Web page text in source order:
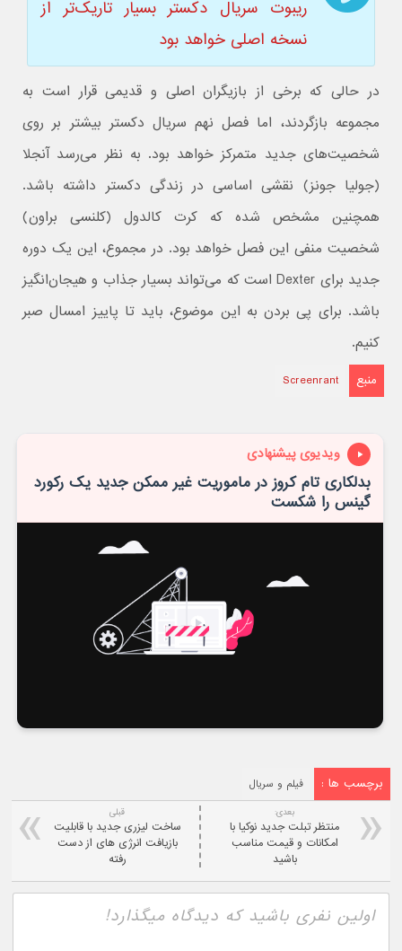
ریبوت سریال دکستر بسیار تاریک‌تر از
نسخه اصلی خواهد بود
در حالی که برخی از بازیگران اصلی و قدیمی قرار است به
مجموعه بازگردند، اما فصل نهم سریال دکستر بیشتر بر روی
شخصیت‌های جدید متمرکز خواهد بود. به نظر می‌رسد آنجلا
(جولیا جونز) نقشی اساسی در زندگی دکستر داشته باشد.
همچنین مشخص شده که کرت کالدول (کلنسی براون)
شخصیت منفی این فصل خواهد بود. در مجموع، این یک دوره
جدید برای Dexter است که می‌تواند بسیار جذاب و هیجان‌انگیز
باشد. برای پی بردن به این موضوع، باید تا پاییز امسال صبر
کنیم.
منبع Screenrant
ویدیوی پیشنهادی
بدلکاری تام کروز در ماموریت غیر ممکن جدید یک رکورد
گینس را شکست
برچسب ها : فیلم و سریال
قبلی
ساخت لیزری جدید با قابلیت
بازیافت انرژی های از دست
رفته
بعدی:
منتظر تبلت جدید نوکیا با
امکانات و قیمت مناسب
باشید